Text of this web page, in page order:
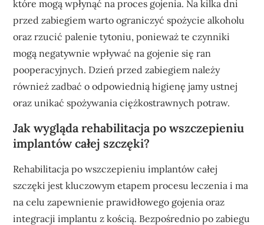
które mogą wpłynąć na proces gojenia. Na kilka dni
przed zabiegiem warto ograniczyć spożycie alkoholu
oraz rzucić palenie tytoniu, ponieważ te czynniki
mogą negatywnie wpływać na gojenie się ran
pooperacyjnych. Dzień przed zabiegiem należy
również zadbać o odpowiednią higienę jamy ustnej
oraz unikać spożywania ciężkostrawnych potraw.
Jak wygląda rehabilitacja po wszczepieniu
implantów całej szczęki?
Rehabilitacja po wszczepieniu implantów całej
szczęki jest kluczowym etapem procesu leczenia i ma
na celu zapewnienie prawidłowego gojenia oraz
integracji implantu z kością. Bezpośrednio po zabiegu